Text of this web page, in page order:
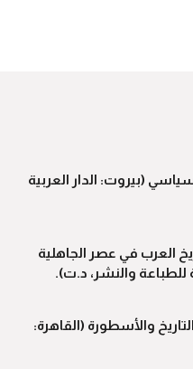
(بيروت: الدار العربية
العرب في عصر الجاهلية
للطباعة والنشر، د.ت).
والأسطورة (القاهرة: